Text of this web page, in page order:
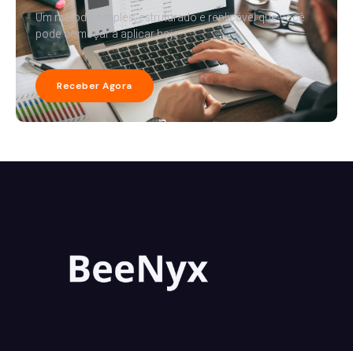
Um método simples, estruturado e replicável que você
pode começar a aplicar hoje.
Receber Agora